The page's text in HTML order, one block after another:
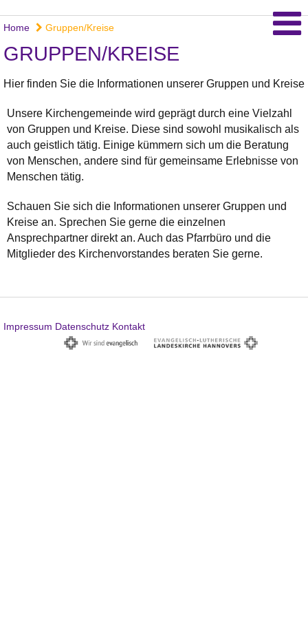
Home Gruppen/Kreise
GRUPPEN/KREISE
Hier finden Sie die Informationen unserer Gruppen und Kreise
Unsere Kirchengemeinde wird geprägt durch eine Vielzahl
von Gruppen und Kreise. Diese sind sowohl musikalisch als
auch geistlich tätig. Einige kümmern sich um die Beratung
von Menschen, andere sind für gemeinsame Erlebnisse von
Menschen tätig.
Schauen Sie sich die Informationen unserer Gruppen und
Kreise an. Sprechen Sie gerne die einzelnen
Ansprechpartner direkt an. Auch das Pfarrbüro und die
Mitglieder des Kirchenvorstandes beraten Sie gerne.
Impressum Datenschutz Kontakt